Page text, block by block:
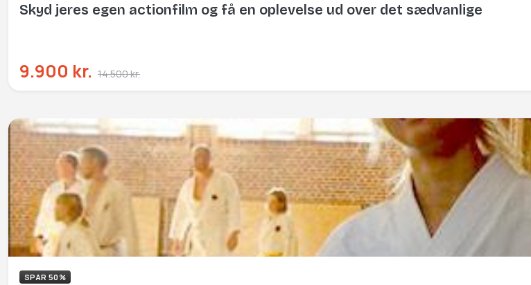
Skyd jeres egen actionfilm og få en oplevelse ud over det sædvanlige
9.900 kr. 14.500 kr.
SPAR 50%